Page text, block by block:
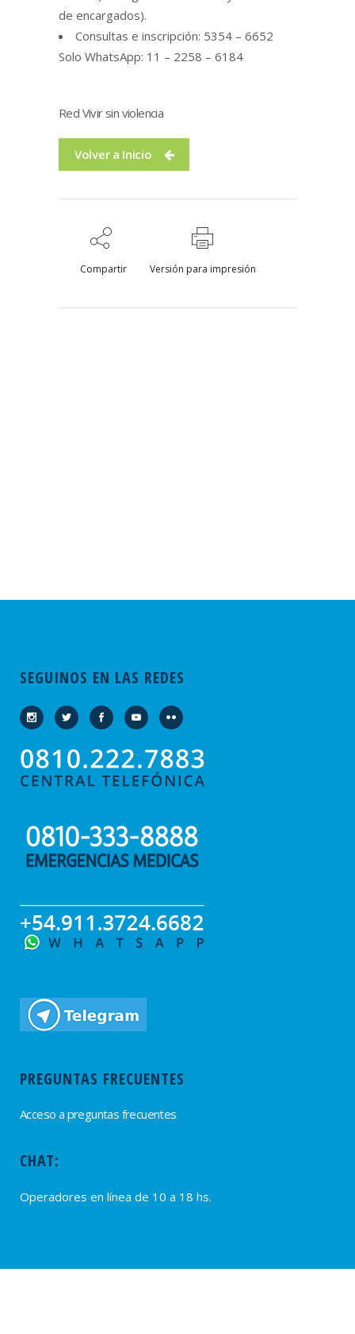
de encargados).
Consultas e inscripción: 5354 – 6652
Solo WhatsApp: 11 – 2258 – 6184
Red Vivir sin violencia
Volver a Inicio
Compartir Versión para impresión
SEGUINOS EN LAS REDES
PREGUNTAS FRECUENTES
Acceso a preguntas frecuentes
CHAT:
Operadores en línea de 10 a 18 hs.
PROVEEDORES